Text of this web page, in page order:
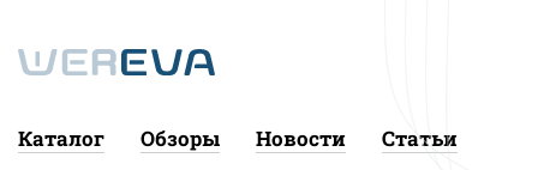
Каталог Обзоры Новости
Статьи